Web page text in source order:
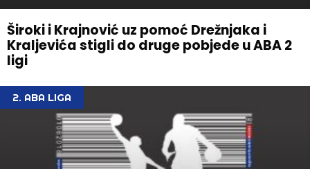
Široki i Krajnović uz pomoć Drežnjaka i
Kraljevića stigli do druge pobjede u ABA 2
ligi
2. ABA LIGA